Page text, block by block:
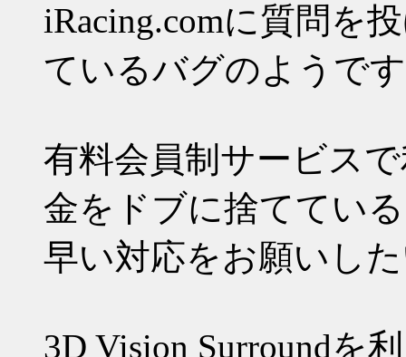
iRacing.comに質問を
ているバグのようで
有料会員制サービス
金をドブに捨ててい
早い対応をお願いし
3D Vision Surroundを